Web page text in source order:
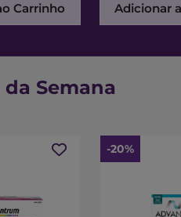
Carrinho Adicionar
Semana
-20%